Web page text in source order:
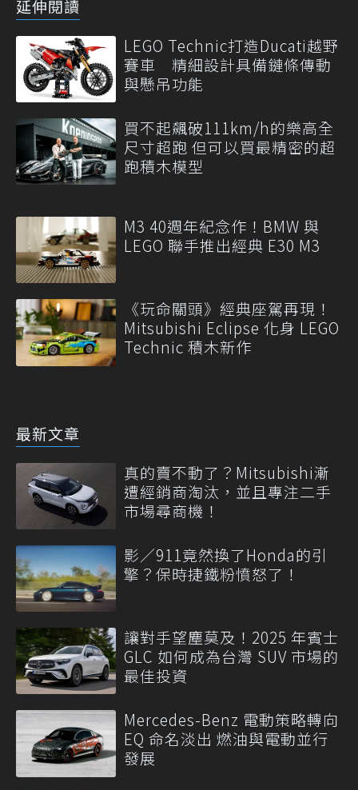
延伸閱讀
LEGO Technic打造Ducati越野
賽車 精細設計具備鏈條傳動
與懸吊功能
買不起飆破111km/h的樂高全
尺寸超跑 但可以買最精密的超
跑積木模型
M3 40週年紀念作！BMW 與
LEGO 聯手推出經典 E30 M3
《玩命關頭》經典座駕再現！
Mitsubishi Eclipse 化身 LEGO
Technic 積木新作
最新文章
真的賣不動了？Mitsubishi漸
遭經銷商淘汰，並且專注二手
市場尋商機！
影／911竟然換了Honda的引
擎？保時捷鐵粉憤怒了！
讓對手望塵莫及！2025 年賓士
GLC 如何成為台灣 SUV 市場的
最佳投資
Mercedes-Benz 電動策略轉向
EQ 命名淡出 燃油與電動並行
發展